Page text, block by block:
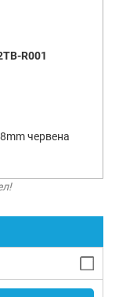
R001
червена